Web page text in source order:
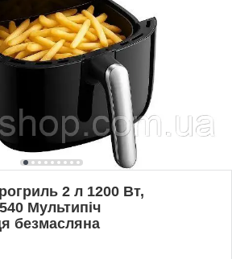
2 л 1200 Вт,
Мультипіч
безмасляна